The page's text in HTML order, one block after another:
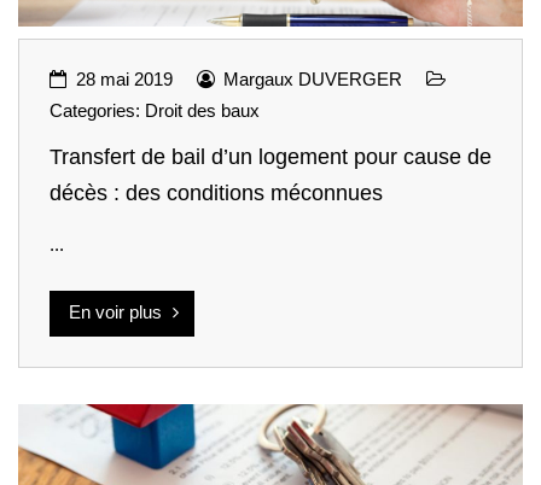
28 mai 2019
Margaux DUVERGER
Categories: Droit des baux
Transfert de bail d’un logement pour cause de
décès : des conditions méconnues
...
En voir plus